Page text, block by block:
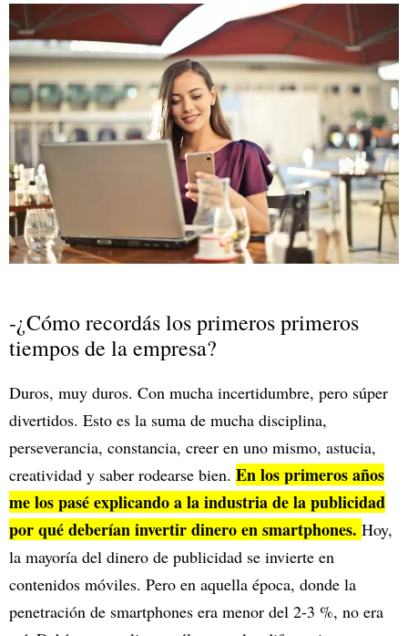
-¿Cómo recordás los primeros primeros
tiempos de la empresa?
Duros, muy duros. Con mucha incertidumbre, pero súper
divertidos. Esto es la suma de mucha disciplina,
perseverancia, constancia, creer en uno mismo, astucia,
creatividad y saber rodearse bien. En los primeros años
me los pasé explicando a la industria de la publicidad
por qué deberían invertir dinero en smartphones. Hoy,
la mayoría del dinero de publicidad se invierte en
contenidos móviles. Pero en aquella época, donde la
penetración de smartphones era menor del 2-3 %, no era